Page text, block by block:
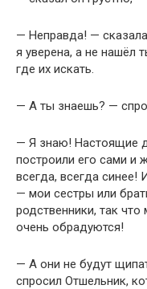
— Неправда! —
я уверена, а не нашёл
где их искать.
— А ты знаешь? —
— Я знаю! Настоящие
построили его сами и
всегда, всегда синее!
— мои сестры или
родственники, так
очень обрадуются!
— А они не будут
спросил Отшельник,